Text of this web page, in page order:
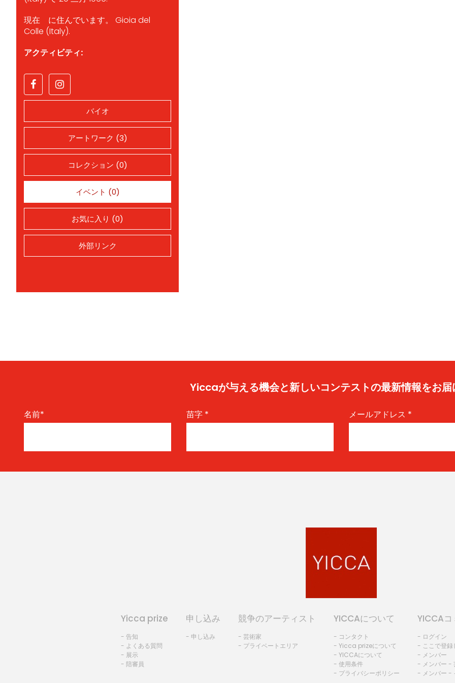
現在 に住んでいます。 Gioia del
Colle (Italy).
アクティビティ:
バイオ
アートワーク (3)
コレクション (0)
イベント (0)
お気に入り (0)
外部リンク
Yiccaが与える機会と新しいコンテストの最新情報をお届
名前* 苗字 * メールアドレス *
Yicca prize
- 告知
- よくある質問
- 展示
- 陪審員
申し込み
- 申し込み
競争のアーティスト
- 芸術家
- プライベートエリア
YICCAについて
- コンタクト
- Yicca prizeについて
- YICCAについて
- 使用条件
- プライバシーポリシー
YICCA
- ログイン
- ここで登録
- メンバー
- メンバー -
- メンバー -